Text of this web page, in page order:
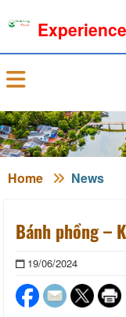
Home News
Bánh phồng –
19/06/2024